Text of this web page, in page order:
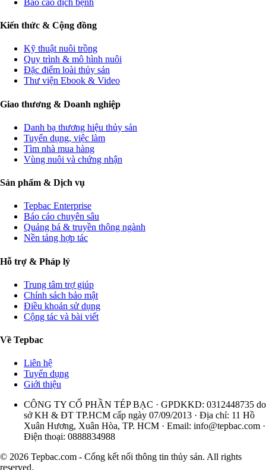
Kiến thức & Cộng đồng
Kỹ thuật nuôi trồng
Quy trình & mô hình nuôi
Đặc điểm loài thủy sản
Thư viện Ebook & Video
Giao thương & Doanh nghiệp
Danh bạ thương hiệu thủy sản
Tuyển dụng, việc làm
Tìm nhà mua hàng
Vùng nuôi và chứng nhận
Sản phẩm & Dịch vụ
Tepbac Enterprise
Báo cáo chuyên sâu
Quảng bá & truyền thông ngành
Nền tảng hợp tác
Hỗ trợ & Pháp lý
Trung tâm trợ giúp
Chính sách bảo mật
Điều khoản sử dụng
Cộng tác và bài viết
Về Tepbac
Liên hệ
Tuyển dụng
Giới thiệu
CÔNG TY CỔ PHẦN TÉP BẠC · GPDKKD: 0312448735 do
sở KH & ĐT TP.HCM cấp ngày 07/09/2013 · Địa chỉ: 11 Hồ
Xuân Hương, Xuân Hòa, TP. HCM · Email: info@tepbac.com ·
Điện thoại: 0888834988
© 2026 Tepbac.com - Cổng kết nối thông tin thủy sản. All rights
reserved.